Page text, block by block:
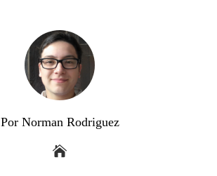
Por Norman Rodriguez